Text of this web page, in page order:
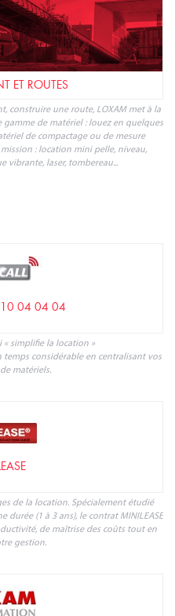
ET ROUTES
construire une route, LOXAM met à la
de matériel : louez en quelques
de compactage ou de mesure
: location mini pelle, niveau,
vibrante, laser, tombereau...
04 04 04
« simplifie la location »
temps considérable en centralisant vos
matériels.
de la location. Spécialement étudié
(1 à 3 ans), le contrat MINILEASE
de maîtrise des coûts tout en
gestion.